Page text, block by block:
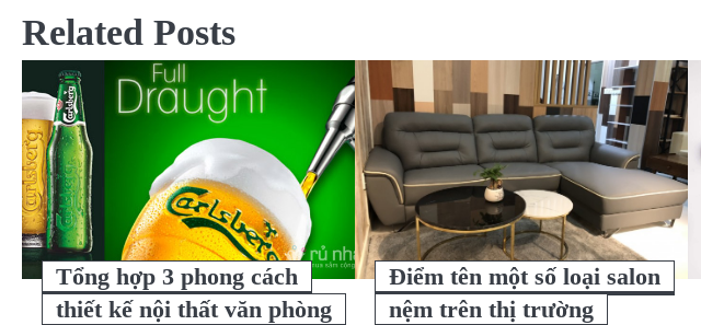
bài
viết
Related Posts
Tổng hợp 3 phong cách
thiết kế nội thất văn phòng
Điểm tên một số loại salon
nệm trên thị trường